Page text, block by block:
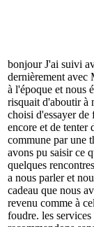
bonjour J'ai suivi
dernièrement avec
à l'époque et nous
risquait d'aboutir à
choisi d'essayer de
encore et de tenter
commune par une
avons pu saisir ce
quelques
a nous parler et
cadeau que nous
revenu comme à
foudre. les